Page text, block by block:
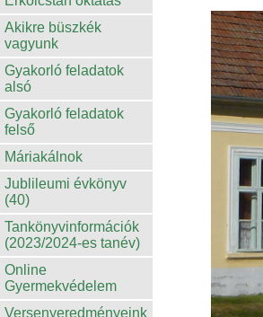
Akikre büszkék
vagyunk
Gyakorló feladatok
alsó
Gyakorló feladatok
felső
Máriakálnok
Jublileumi évkönyv
(40)
Tankönyvinformációk
(2023/2024-es tanév)
Online
Gyermekvédelem
Versenyeredményeink